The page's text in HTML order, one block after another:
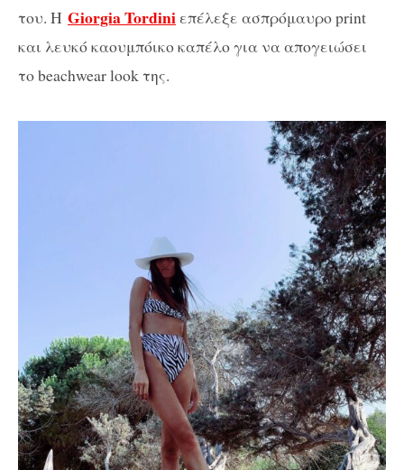
του. Η Giorgia Tordiniεπέλεξε ασπρόμαυρο print
και λευκό καουμπόικο καπέλο για να απογειώσει
το beachwear look της.